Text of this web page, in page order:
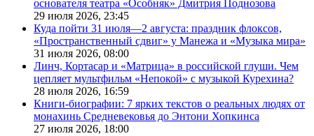
основателя театра «Особняк» Дмитрия Поднозова
29 июля 2026, 23:45
Куда пойти 31 июля—2 августа: праздник флоксов,
«Пространственный сдвиг» у Манежа и «Музыка мира»
31 июля 2026, 08:00
Линч, Кортасар и «Матрица» в российской глуши. Чем
цепляет мультфильм «Непокой» с музыкой Курехина?
28 июля 2026, 16:59
Книги-биографии: 7 ярких текстов о реальных людях от
монахинь Средневековья до Энтони Хопкинса
27 июля 2026, 18:00